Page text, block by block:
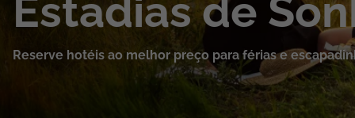
Promoções
Estadias de
Reserve hotéis ao melhor preço para férias e